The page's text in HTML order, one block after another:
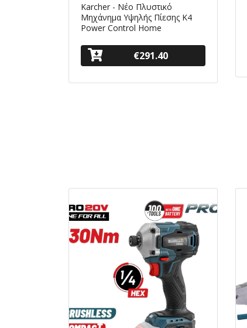
Karcher - Νέο Πλυστικό
Μηχάνημα Υψηλής Πίεσης K4
Power Control Home
€291.40